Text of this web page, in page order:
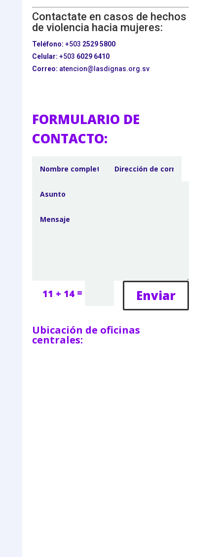
Contactate en casos de hechos
de violencia hacia mujeres:
Teléfono: +503 2529 5800
Celular: +503 6029 6410
Correo: atencion@lasdignas.org.sv
FORMULARIO DE
CONTACTO:
11 + 14 = Enviar
Ubicación de oficinas
centrales: